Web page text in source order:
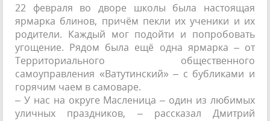
22 февраля во дворе школы была настоящая
ярмарка блинов, причём пекли их ученики и их
родители. Каждый мог подойти и попробовать
угощение. Рядом была ещё одна ярмарка – от
Территориального общественного
самоуправления «Ватутинский» – с бубликами и
горячим чаем в самоваре.
– У нас на округе Масленица – один из любимых
уличных праздников, – рассказал Дмитрий